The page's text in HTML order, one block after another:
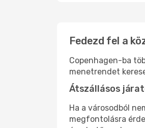
Fedezd fel a
Copenhagen-ba
menetrendet
Átszállásos
Ha a városodból
megfontolásra